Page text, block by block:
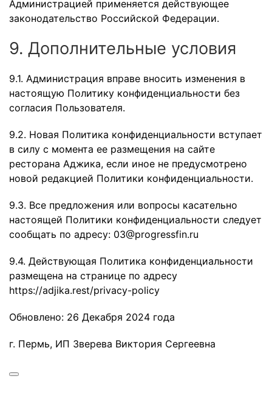
Администрацией применяется действующее
законодательство Российской Федерации.
9. Дополнительные условия
9.1. Администрация вправе вносить изменения в
настоящую Политику конфиденциальности без
согласия Пользователя.
9.2. Новая Политика конфиденциальности вступает
в силу с момента ее размещения на сайте
ресторана Аджика, если иное не предусмотрено
новой редакцией Политики конфиденциальности.
9.3. Все предложения или вопросы касательно
настоящей Политики конфиденциальности следует
сообщать по адресу: 03@progressfin.ru
9.4. Действующая Политика конфиденциальности
размещена на странице по адресу
https://adjika.rest/privacy-policy
Обновлено: 26 Декабря 2024 года
г. Пермь, ИП Зверева Виктория Сергеевна